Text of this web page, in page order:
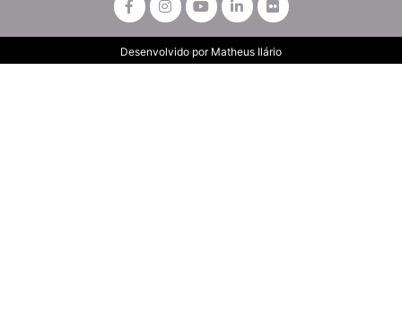
Desenvolvido por Matheus Ilário